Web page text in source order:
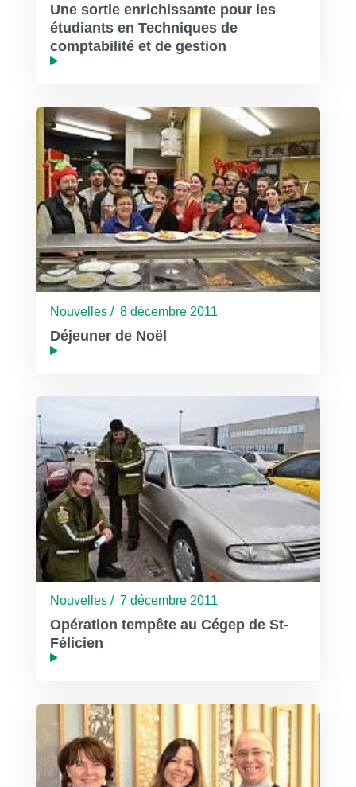
Une sortie enrichissante pour les
étudiants en Techniques de
comptabilité et de gestion
Nouvelles / 8 décembre 2011
Déjeuner de Noël
Nouvelles / 7 décembre 2011
Opération tempête au Cégep de St-
Félicien